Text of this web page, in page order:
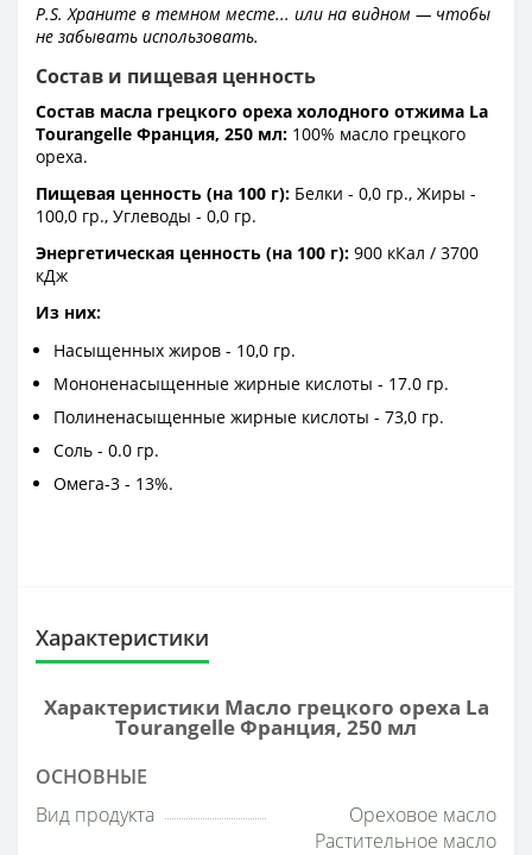
P.S. Храните в темном месте... или на видном — чтобы
не забывать использовать.
Состав и пищевая ценность
Состав масла грецкого ореха холодного отжима La
Tourangelle Франция, 250 мл: 100% масло грецкого
ореха.
Пищевая ценность (на 100 г): Белки - 0,0 гр., Жиры -
100,0 гр., Углеводы - 0,0 гр.
Энергетическая ценность (на 100 г): 900 кКал / 3700
кДж
Из них:
Насыщенных жиров - 10,0 гр.
Мононенасыщенные жирные кислоты - 17.0 гр.
Полиненасыщенные жирные кислоты - 73,0 гр.
Соль - 0.0 гр.
Омега-3 - 13%.
Характеристики
Характеристики Масло грецкого ореха La
Tourangelle Франция, 250 мл
ОСНОВНЫЕ
Вид продукта
Ореховое масло
Растительное масло